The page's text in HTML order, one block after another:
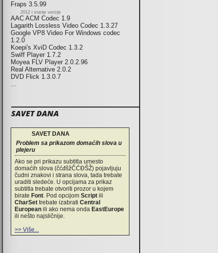
Fraps 3.5.99
2012 i starije verzije
AAC ACM Codec 1.9
Lagarith Lossless Video Codec 1.3.27
Google VP8 Video For Windows codec
1.2.0
Koepi's XviD Codec 1.3.2
Swiff Player 1.7.2
Moyea FLV Player 2.0.2.96
Real Alternative 2.0.2
DVD Flick 1.3.0.7
...
SAVET DANA
SAVET DANA
Problem sa prikazom domaćih slova u
plejeru
Ako se pri prikazu subtitla umesto
domaćih slova (čćđšžČĆĐŠŽ) pojavljuju
čudni znakovi i strana slova, tada trebate
uraditi sledeće. U opcijama za prikaz
subtitla trebate otvoriti prozor u kojem
birate Font. Pod opcijom Script ili
CharSet trebate izabrati Central
European ili ako nema onda EastEurope
ili nešto najsličnije.
>> Više...